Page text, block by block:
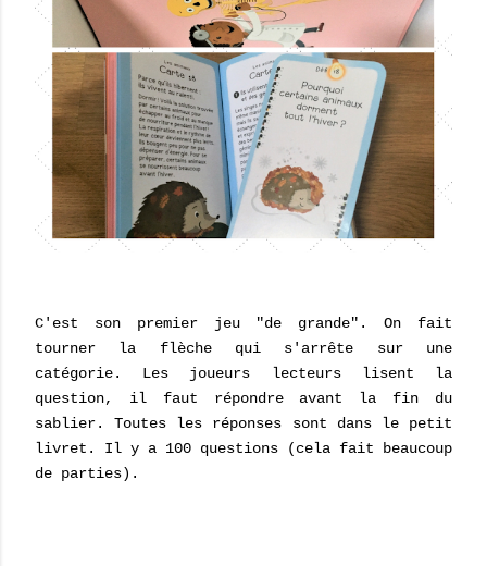
C'est son premier jeu "de grande". On fait
tourner la flèche qui s'arrête sur une
catégorie. Les joueurs lecteurs lisent la
question, il faut répondre avant la fin du
sablier. Toutes les réponses sont dans le petit
livret. Il y a 100 questions (cela fait beaucoup
de parties).